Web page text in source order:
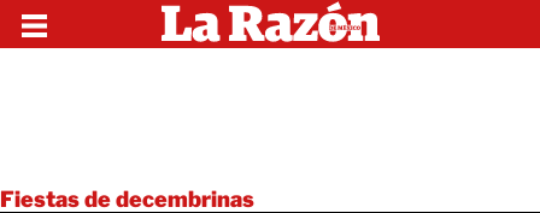
Fiestas de decembrinas